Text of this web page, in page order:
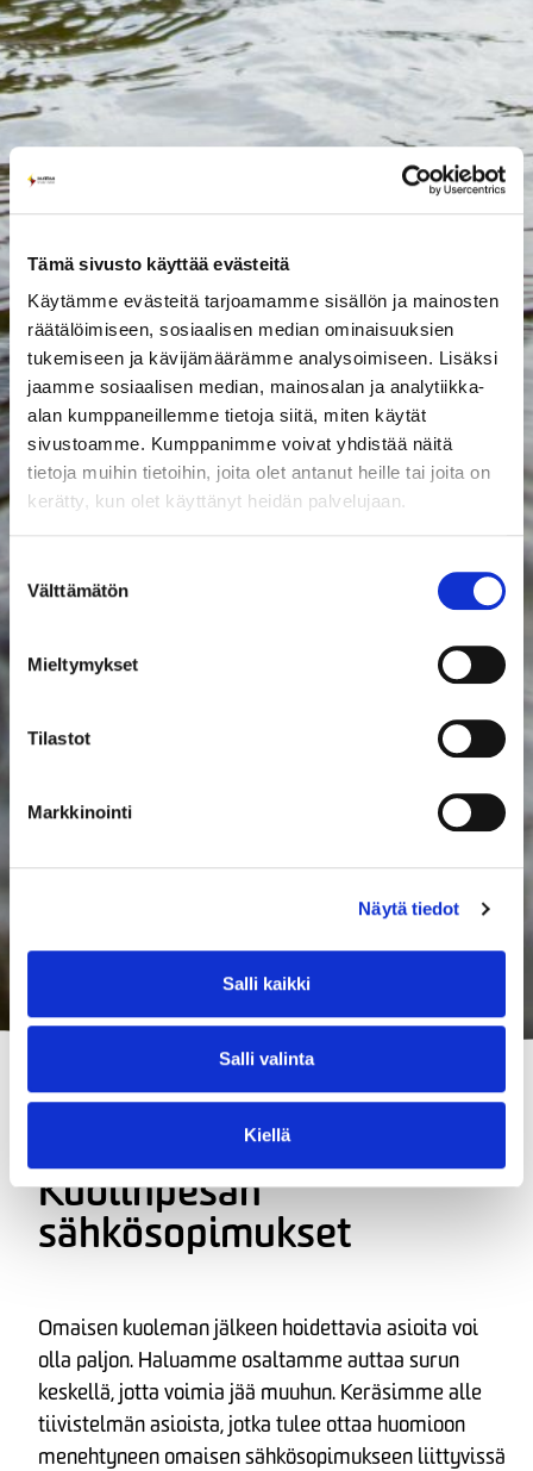
Tämä sivusto käyttää evästeitä
Käytämme evästeitä tarjoamamme sisällön ja mainosten
räätälöimiseen, sosiaalisen median ominaisuuksien
tukemiseen ja kävijämäärämme analysoimiseen. Lisäksi
jaamme sosiaalisen median, mainosalan ja analytiikka-
alan kumppaneillemme tietoja siitä, miten käytät
sivustoamme. Kumppanimme voivat yhdistää näitä
tietoja muihin tietoihin, joita olet antanut heille tai joita on
kerätty, kun olet käyttänyt heidän palvelujaan.
Suostumuksen
valinta
Välttämätön
Mieltymykset
Tilastot
Markkinointi
Näytä tiedot
Salli kaikki
Salli valinta
Kiellä
Kuolinpesän
sähkösopimukset
Omaisen kuoleman jälkeen hoidettavia asioita voi
olla paljon. Haluamme osaltamme auttaa surun
keskellä, jotta voimia jää muuhun. Keräsimme alle
tiivistelmän asioista, jotka tulee ottaa huomioon
menehtyneen omaisen sähkösopimukseen liittyvissä